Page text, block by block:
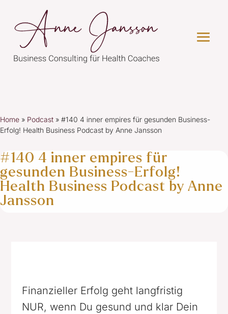
Home » Podcast » #140 4 inner empires für gesunden Business-
Erfolg! Health Business Podcast by Anne Jansson
#140 4 inner empires für
gesunden Business-Erfolg!
Health Business Podcast by Anne
Jansson
Finanzieller Erfolg geht langfristig
NUR, wenn Du gesund und klar Dein